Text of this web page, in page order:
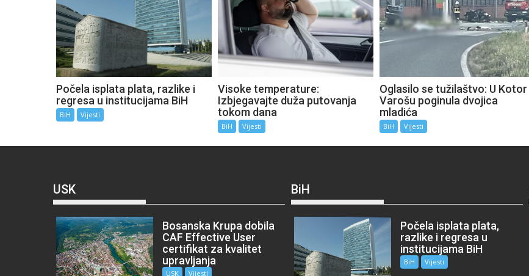
Počela isplata plata, razlike i
regresa u institucijama BiH
BiH Vijesti
Visoke temperature:
Izbjegavajte duža putovanja
tokom dana
BiH Vijesti
Oglasilo se tužilaštvo: U Kotor
Varošu poginula dvojica
mladića
BiH Vijesti
USK
Bosanska Krupa dobila
CAF Effective User
certifikat za kvalitet
upravljanja
USK Vijesti
BiH
Počela isplata plata,
razlike i regresa u
institucijama BiH
BiH Vijesti